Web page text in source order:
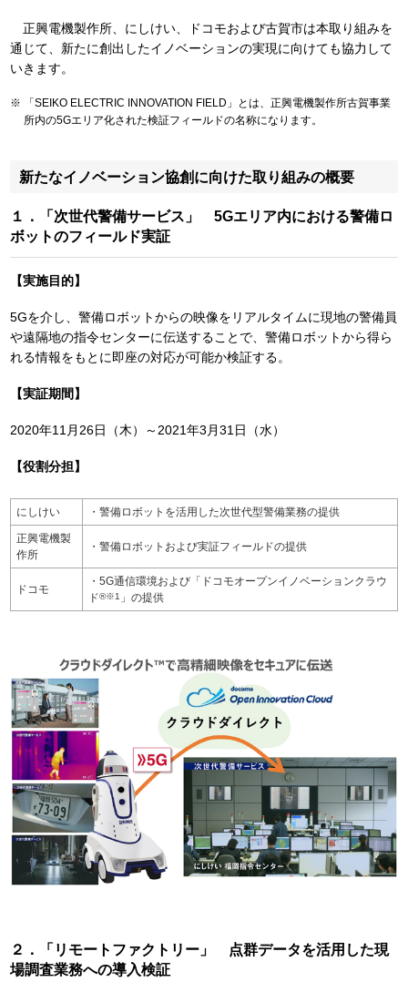
正興電機製作所、にしけい、ドコモおよび古賀市は本取り組みを
通じて、新たに創出したイノベーションの実現に向けても協力して
いきます。
「SEIKO ELECTRIC INNOVATION FIELD」とは、正興電機製作所古賀事業
所内の5Gエリア化された検証フィールドの名称になります。
新たなイノベーション協創に向けた取り組みの概要
１．「次世代警備サービス」 5Gエリア内における警備ロ
ボットのフィールド実証
【実施目的】
5Gを介し、警備ロボットからの映像をリアルタイムに現地の警備員
や遠隔地の指令センターに伝送することで、警備ロボットから得ら
れる情報をもとに即座の対応が可能か検証する。
【実証期間】
2020年11月26日（木）～2021年3月31日（水）
【役割分担】
にしけい ・警備ロボットを活用した次世代型警備業務の提供
正興電機製
作所
・警備ロボットおよび実証フィールドの提供
ドコモ
・5G通信環境および「ドコモオープンイノベーションクラウ
ド®※1 」の提供
２．「リモートファクトリー」 点群データを活用した現
場調査業務への導入検証